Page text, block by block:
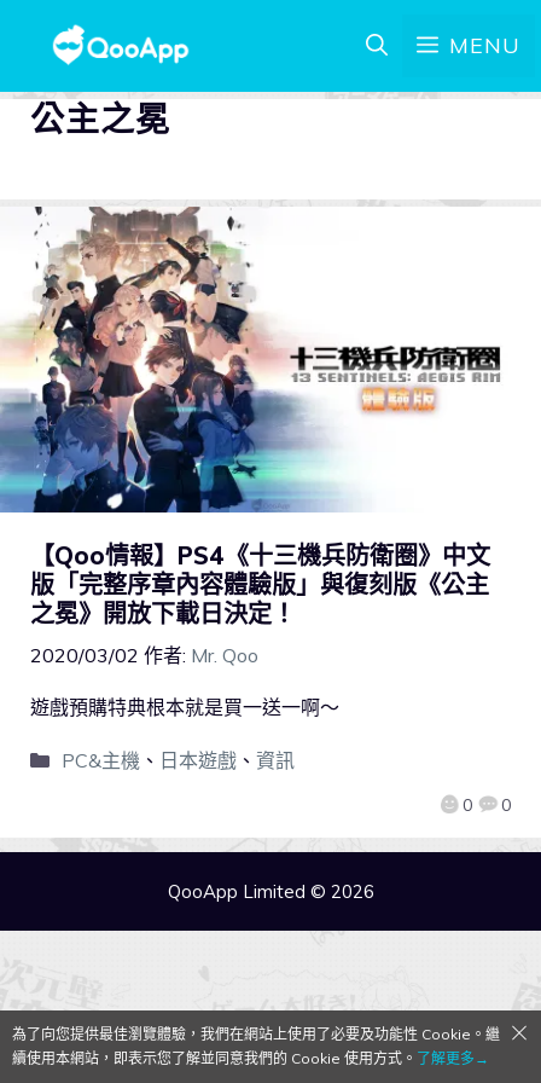
MENU
公主之冕
【Qoo情報】PS4《十三機兵防衛圈》中文
版「完整序章內容體驗版」與復刻版《公主
之冕》開放下載日決定！
2020/03/02 作者: Mr. Qoo
0 0
遊戲預購特典根本就是買一送一啊～
PC&主機、 日本遊戲、 資訊
QooApp Limited © 2026
為了向您提供最佳瀏覽體驗，我們在網站上使用了必要及功能性 Cookie。繼
續使用本網站，即表示您了解並同意我們的 Cookie 使用方式。 了解更多→